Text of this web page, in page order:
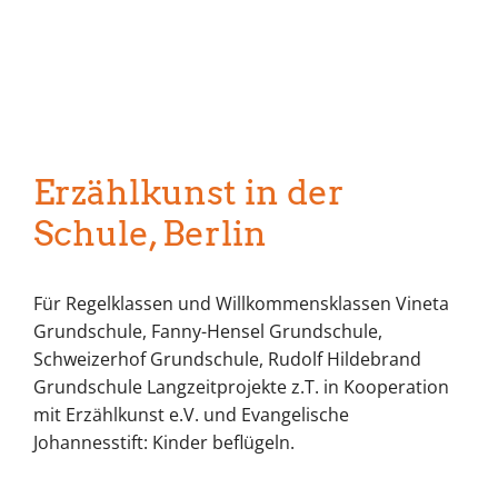
Erzählkunst in der
Schule, Berlin
Für Regelklassen und Willkommensklassen Vineta
Grundschule, Fanny-Hensel Grundschule,
Schweizerhof Grundschule, Rudolf Hildebrand
Grundschule Langzeitprojekte z.T. in Kooperation
mit Erzählkunst e.V. und Evangelische
Johannesstift: Kinder beflügeln.